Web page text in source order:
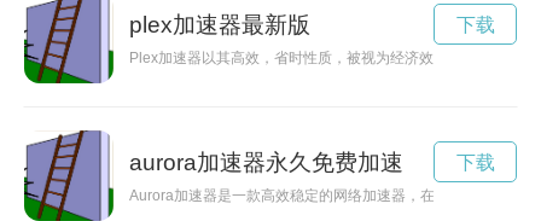
plex加速器最新版
Plex加速器以其高效，省时性质，被视为经济效率提升与用户
下载
aurora加速器永久免费加速
Aurora加速器是一款高效稳定的网络加速器，在网络延迟和丢
下载